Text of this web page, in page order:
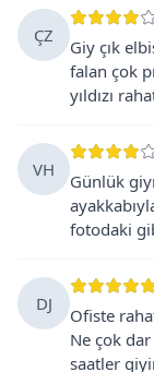
ÇZ
Giy çık
falan çok
yıldızı
VH
Günlük
fotodaki
DJ
Ofiste
Ne çok
saatler